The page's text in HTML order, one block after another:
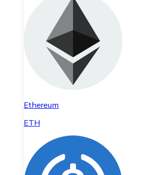
Ethereum
ETH